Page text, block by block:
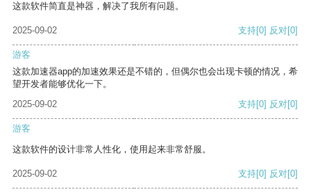
这款软件简直是神器，解决了我所有问题。
2025-09-02 支持[0] 反对[0]
游客
这款加速器app的加速效果还是不错的，但偶尔也会出现卡顿的情况，希
望开发者能够优化一下。
2025-09-02
支持[0] 反对[0]
游客
这款软件的设计非常人性化，使用起来非常舒服。
2025-09-02 支持[0] 反对[0]